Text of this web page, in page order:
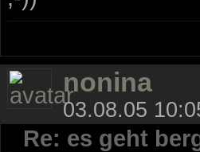
nonina
03.08.05
Re: es geht